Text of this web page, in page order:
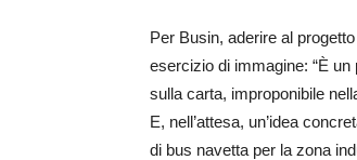
Per Busin, aderire al
esercizio di immagine: “È un
sulla carta, improponibile
E, nell’attesa, un’idea
di bus navetta per la zona